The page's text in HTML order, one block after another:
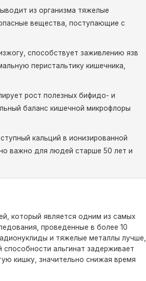
из организма тяжелые
вещества, поступающие с
способствует заживлению язв
перистальтику кишечника,
рост полезных бифидо- и
баланс кишечной микрофлоры
кальций в ионизированной
важно для людей старше 50 лет и
который является одним из самых
проведенные в более 10
и тяжелые металлы лучше,
альгинат задерживает
кишку, значительно снижая время